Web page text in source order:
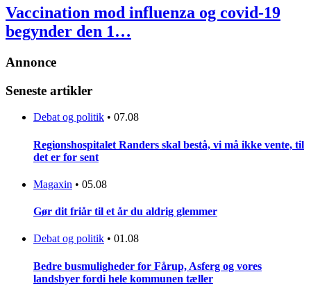
Vaccination mod influenza og covid-19
begynder den 1…
Annonce
Seneste artikler
Debat og politik • 07.08
Regionshospitalet Randers skal bestå, vi må ikke vente, til
det er for sent
Magaxin • 05.08
Gør dit friår til et år du aldrig glemmer
Debat og politik • 01.08
Bedre busmuligheder for Fårup, Asferg og vores
landsbyer fordi hele kommunen tæller